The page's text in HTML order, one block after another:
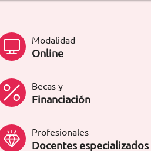
Modalidad
Online
Becas y
Financiación
Profesionales
Docentes especializados